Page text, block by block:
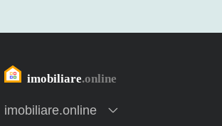
imobiliare.online